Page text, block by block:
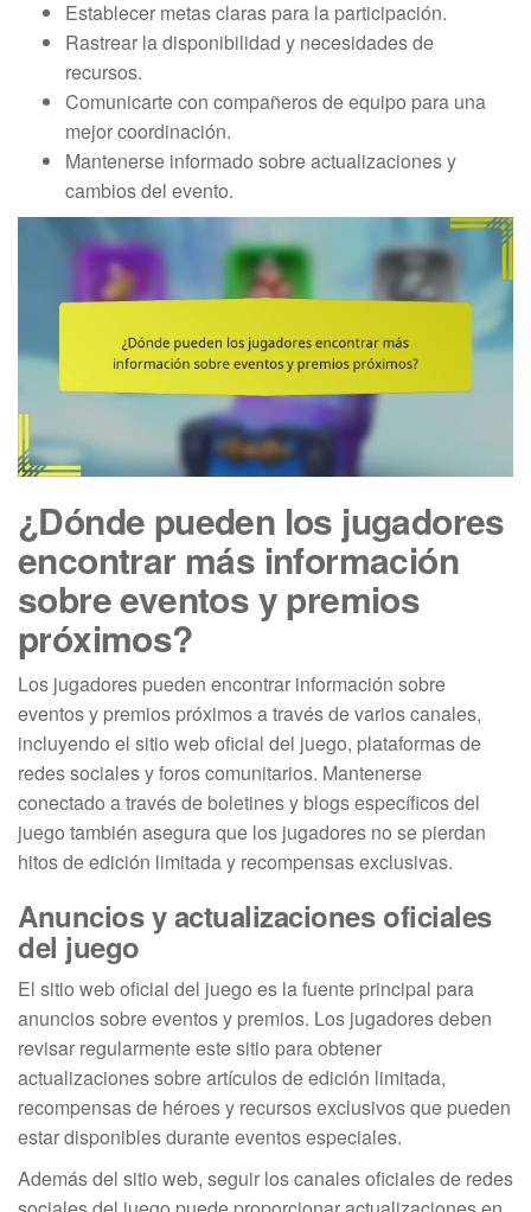
Establecer metas claras para la participación.
Rastrear la disponibilidad y necesidades de
recursos.
Comunicarte con compañeros de equipo para una
mejor coordinación.
Mantenerse informado sobre actualizaciones y
cambios del evento.
¿Dónde pueden los jugadores
encontrar más información
sobre eventos y premios
próximos?
Los jugadores pueden encontrar información sobre
eventos y premios próximos a través de varios canales,
incluyendo el sitio web oficial del juego, plataformas de
redes sociales y foros comunitarios. Mantenerse
conectado a través de boletines y blogs específicos del
juego también asegura que los jugadores no se pierdan
hitos de edición limitada y recompensas exclusivas.
Anuncios y actualizaciones oficiales
del juego
El sitio web oficial del juego es la fuente principal para
anuncios sobre eventos y premios. Los jugadores deben
revisar regularmente este sitio para obtener
actualizaciones sobre artículos de edición limitada,
recompensas de héroes y recursos exclusivos que pueden
estar disponibles durante eventos especiales.
Además del sitio web, seguir los canales oficiales de redes